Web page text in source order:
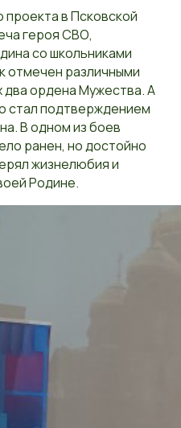
проекта в Псковской
героя СВО,
со школьниками
отмечен различными
два ордена Мужества. А
стал подтверждением
В одном из боев
ранен, но достойно
жизнелюбия и
Родине.